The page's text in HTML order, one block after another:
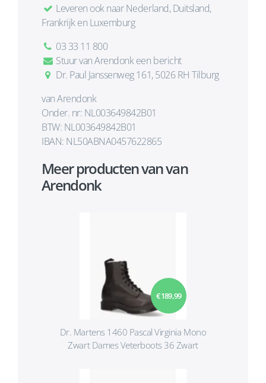
Leveren ook naar Nederland, Duitsland,
Frankrijk en Luxemburg
03 33 11 800
Stuur van Arendonk een bericht
Dr. Paul Janssenweg 161, 5026 RH Tilburg
van Arendonk
Onder. nr: NL003649842B01
BTW: NL003649842B01
IBAN: NL50ABNA0457622865
Meer producten van van
Arendonk
€ 189,99
Dr. Martens 1460 Pascal Virginia Mono
Zwart Dames Veterboots 36 Zwart